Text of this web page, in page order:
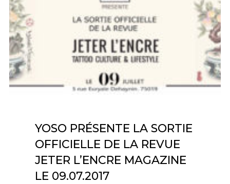
YOSO PRÉSENTE LA SORTIE
OFFICIELLE DE LA REVUE
JETER L’ENCRE MAGAZINE
LE 09.07.2017